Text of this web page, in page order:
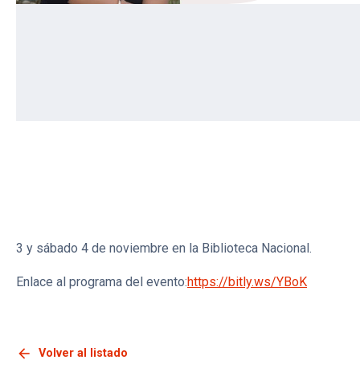
3 y sábado 4 de noviembre en la Biblioteca Nacional.
Enlace al programa del evento:https://bitly.ws/YBoK
arrow_back Volver al listado